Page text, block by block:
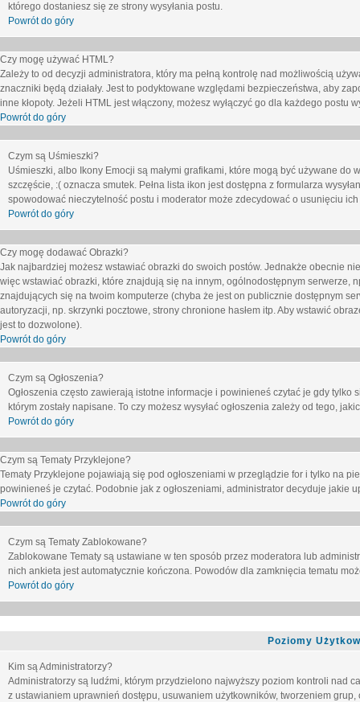
którego dostaniesz się ze strony wysyłania postu.
Powrót do góry
Czy mogę używać HTML?
Zależy to od decyzji administratora, który ma pełną kontrolę nad możliwością
znaczniki będą działały. Jest to podyktowane względami bezpieczeństwa, aby
inne kłopoty. Jeżeli HTML jest włączony, możesz wyłączyć go dla każdego
Powrót do góry
Czym są Uśmieszki?
Uśmieszki, albo Ikony Emocji są małymi grafikami, które mogą być używane
szczęście, :( oznacza smutek. Pełna lista ikon jest dostępna z formularza
spowodować nieczytelność postu i moderator może zdecydować o usunięciu ich
Powrót do góry
Czy mogę dodawać Obrazki?
Jak najbardziej możesz wstawiać obrazki do swoich postów. Jednakże obecnie
więc wstawiać obrazki, które znajdują się na innym, ogólnodostępnym serwerze,
znajdujących się na twoim komputerze (chyba że jest on publicznie dostępnym
autoryzacji, np. skrzynki pocztowe, strony chronione hasłem itp. Aby wstawić
jest to dozwolone).
Powrót do góry
Czym są Ogłoszenia?
Ogłoszenia często zawierają istotne informacje i powinieneś czytać je gdy
którym zostały napisane. To czy możesz wysyłać ogłoszenia zależy od tego,
Powrót do góry
Czym są Tematy Przyklejone?
Tematy Przyklejone pojawiają się pod ogłoszeniami w przeglądzie for i tylko na
powinieneś je czytać. Podobnie jak z ogłoszeniami, administrator decyduje
Powrót do góry
Czym są Tematy Zablokowane?
Zablokowane Tematy są ustawiane w ten sposób przez moderatora lub
nich ankieta jest automatycznie kończona. Powodów dla zamknięcia tematu
Powrót do góry
Poziomy
Kim są Administratorzy?
Administratorzy są ludźmi, którym przydzielono najwyższy poziom kontroli nad
z ustawianiem uprawnień dostępu, usuwaniem użytkowników, tworzeniem